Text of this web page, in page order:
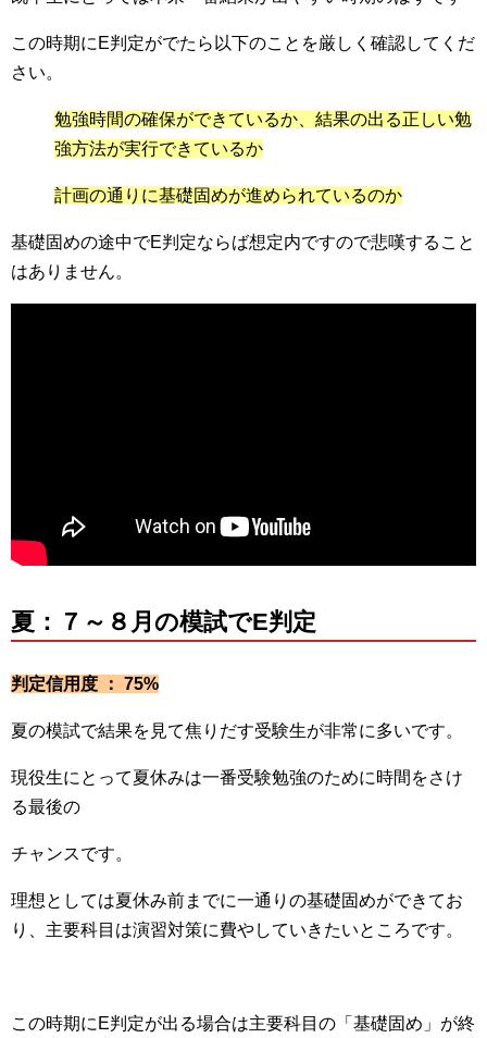
この時期にE判定がでたら以下のことを厳しく確認してくだ
さい。
勉強時間の確保ができているか、結果の出る正しい勉
強方法が実行できているか
計画の通りに基礎固めが進められているのか
基礎固めの途中でE判定ならば想定内ですので悲嘆すること
はありません。
夏：７～８月の模試でE判定
判定信用度 ： 75%
夏の模試で結果を見て焦りだす受験生が非常に多いです。
現役生にとって夏休みは一番受験勉強のために時間をさけ
る最後の
チャンスです。
理想としては夏休み前までに一通りの基礎固めができてお
り、主要科目は演習対策に費やしていきたいところです。
この時期にE判定が出る場合は主要科目の「基礎固め」が終